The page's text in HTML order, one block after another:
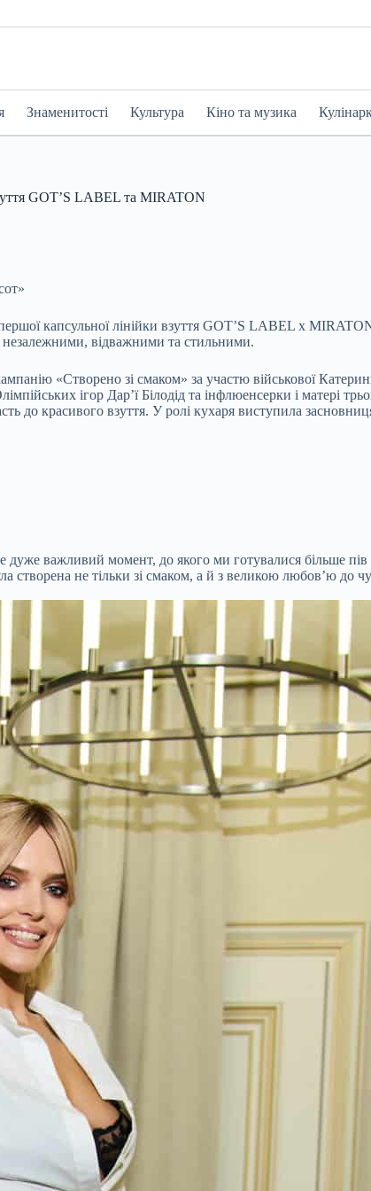
Знаменитості Культура Кіно та музика
GOT’S LABEL та MIRATON
капсульної лінійки взуття GOT’S LABEL x
незалежними, відважними та стильними.
«Створено зі смаком» за участю військової
ігор Дар’ї Білодід та інфлюенсерки і матері
до красивого взуття. У ролі кухаря виступила
дуже важливий момент, до якого ми готувалися більше
створена не тільки зі смаком, а й з великою любов’ю